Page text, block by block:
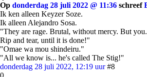
Op donderdag 28 juli 2022 @ 11:36 schreef
Ik ken alleen Keyzer Soze.
Ik alleen Alejandro Sosa.
"They are rage. Brutal, without mercy. But
Rip and tear, until it is done!"
"Omae wa mou shindeiru."
"All we know is... he's called The Stig!"
donderdag 28 juli 2022, 12:19 uur #8
0